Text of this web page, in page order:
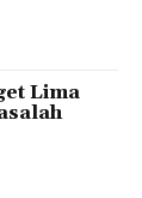
Lima